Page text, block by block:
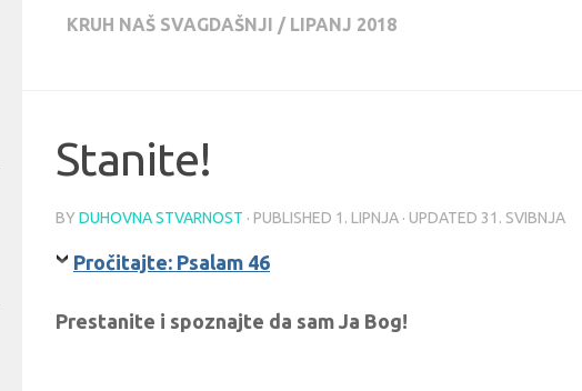
KRUH NAŠ SVAGDAŠNJI / LIPANJ 2018
Stanite!
BY DUHOVNA STVARNOST · PUBLISHED 1. LIPNJA · UPDATED 31. SVIBNJA
Pročitajte: Psalam 46
Prestanite i spoznajte da sam Ja Bog!